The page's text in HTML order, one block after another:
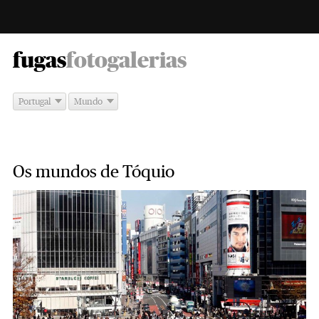
fugas -
fotogalerias
Portugal Mundo
Os mundos de Tóquio